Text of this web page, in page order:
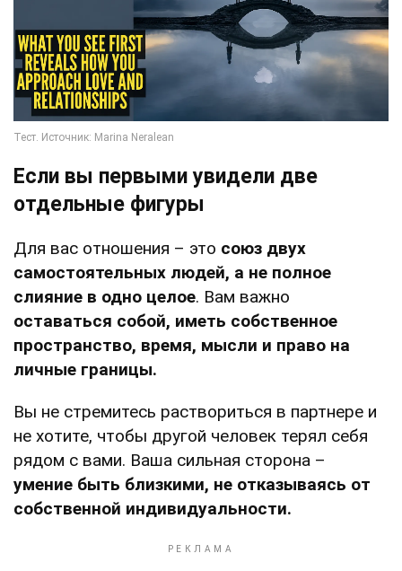
Если вы первыми увидели две
отдельные фигуры
Для вас отношения – это союз двух
самостоятельных людей, а не полное
слияние в одно целое. Вам важно
оставаться собой, иметь собственное
пространство, время, мысли и право на
личные границы.
Вы не стремитесь раствориться в партнере и
не хотите, чтобы другой человек терял себя
рядом с вами. Ваша сильная сторона –
умение быть близкими, не отказываясь от
собственной индивидуальности.